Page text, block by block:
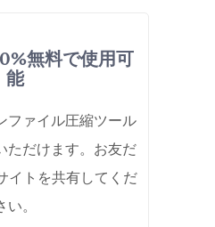
無料で使用可
能
ファイル圧縮ツール
ただけます。お友だ
イトを共有してくだ
い。